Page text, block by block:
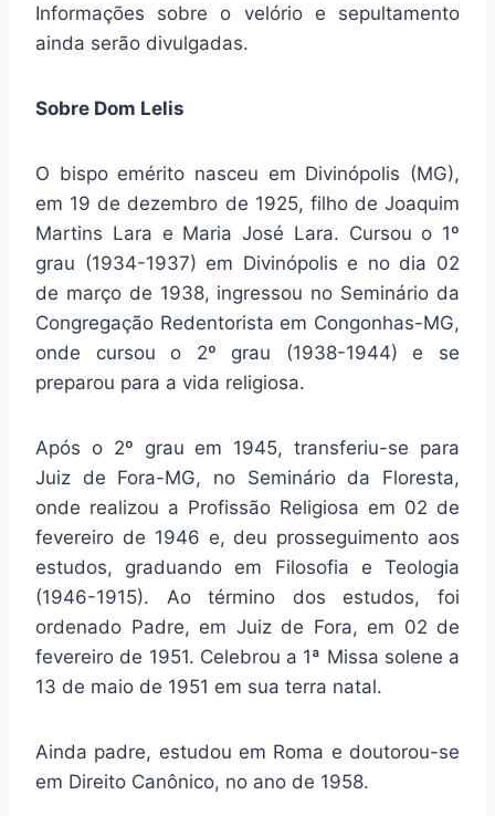
Informações sobre o velório e sepultamento
ainda serão divulgadas.
Sobre Dom Lelis
O bispo emérito nasceu em Divinópolis (MG),
em 19 de dezembro de 1925, filho de Joaquim
Martins Lara e Maria José Lara. Cursou o 1º
grau (1934-1937) em Divinópolis e no dia 02
de março de 1938, ingressou no Seminário da
Congregação Redentorista em Congonhas-MG,
onde cursou o 2º grau (1938-1944) e se
preparou para a vida religiosa.
Após o 2º grau em 1945, transferiu-se para
Juiz de Fora-MG, no Seminário da Floresta,
onde realizou a Profissão Religiosa em 02 de
fevereiro de 1946 e, deu prosseguimento aos
estudos, graduando em Filosofia e Teologia
(1946-1915). Ao término dos estudos, foi
ordenado Padre, em Juiz de Fora, em 02 de
fevereiro de 1951. Celebrou a 1ª Missa solene a
13 de maio de 1951 em sua terra natal.
Ainda padre, estudou em Roma e doutorou-se
em Direito Canônico, no ano de 1958.